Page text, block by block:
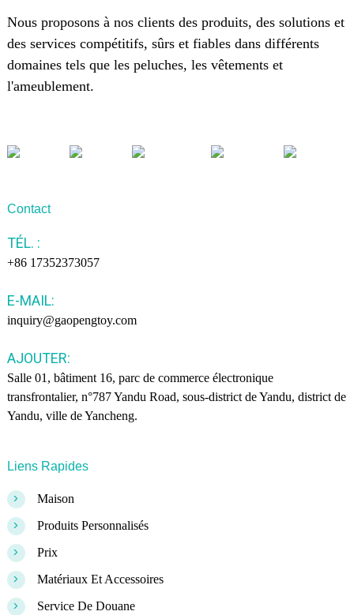
Nous proposons à nos clients des produits, des solutions et
des services compétitifs, sûrs et fiables dans différents
domaines tels que les peluches, les vêtements et
l'ameublement.
Contact
TÉL. :
+86 17352373057
E-MAIL:
inquiry@gaopengtoy.com
AJOUTER:
Salle 01, bâtiment 16, parc de commerce électronique
transfrontalier, n°787 Yandu Road, sous-district de Yandu, district de
Yandu, ville de Yancheng.
Liens Rapides
> Maison
> Produits Personnalisés
> Prix
> Matériaux Et Accessoires
> Service De Douane